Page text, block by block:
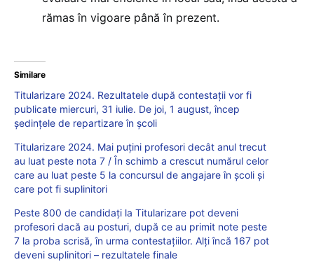
rămas în vigoare până în prezent.
Similare
Titularizare 2024. Rezultatele după contestații vor fi
publicate miercuri, 31 iulie. De joi, 1 august, încep
ședințele de repartizare în școli
Titularizare 2024. Mai puțini profesori decât anul trecut
au luat peste nota 7 / În schimb a crescut numărul celor
care au luat peste 5 la concursul de angajare în școli și
care pot fi suplinitori
Peste 800 de candidați la Titularizare pot deveni
profesori dacă au posturi, după ce au primit note peste
7 la proba scrisă, în urma contestațiilor. Alți încă 167 pot
deveni suplinitori – rezultatele finale